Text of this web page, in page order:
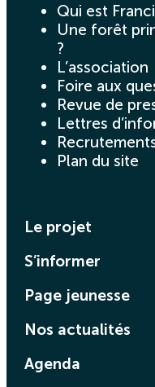
Qui est
Une forêt
?
L’association
Foire aux
Revue de
Lettres
Plan du site
Le projet
S’informer
Page jeunesse
Nos actualités
Agenda